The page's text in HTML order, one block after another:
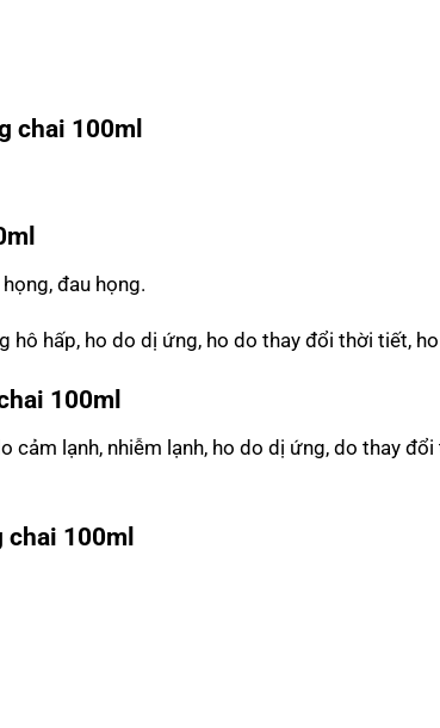
chai 100ml
đau họng.
hấp, ho do dị ứng, ho do thay đổi thời tiết,
100ml
cảm lạnh, nhiễm lạnh, ho do dị ứng, do thay
chai 100ml